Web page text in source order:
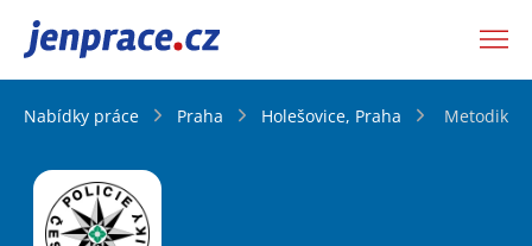
JenPráce.cz
Nabídky práce Praha Holešovice, Praha Metodik